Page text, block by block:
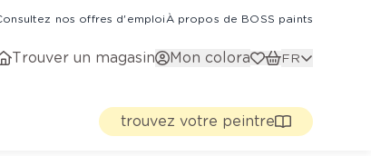
nos offres d'emploiÀ propos de BOSS paints
Trouver un magasin Mon colora FR
trouvez votre peintre